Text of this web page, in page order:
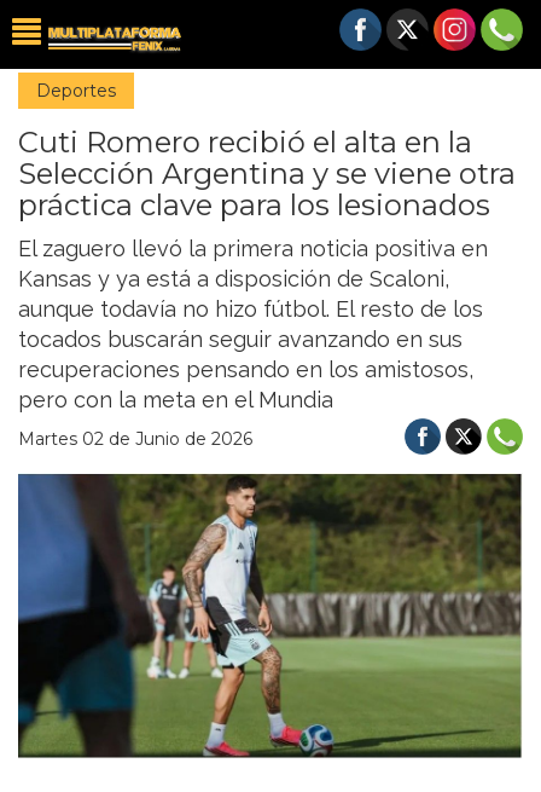
Deportes
Cuti Romero recibió el alta en la
Selección Argentina y se viene otra
práctica clave para los lesionados
El zaguero llevó la primera noticia positiva en
Kansas y ya está a disposición de Scaloni,
aunque todavía no hizo fútbol. El resto de los
tocados buscarán seguir avanzando en sus
recuperaciones pensando en los amistosos,
pero con la meta en el Mundia
Martes 02 de Junio de 2026